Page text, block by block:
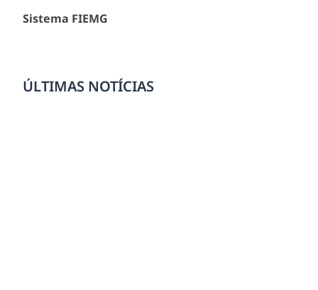
Sistema FIEMG
ÚLTIMAS NOTÍCIAS